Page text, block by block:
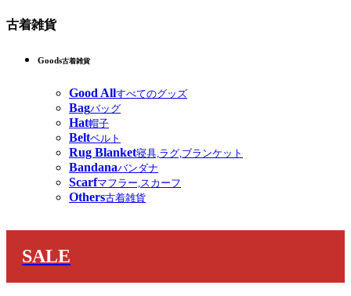
古着雑貨
Goods古着雑貨
Good Allすべてのグッズ
Bagバッグ
Hat帽子
Beltベルト
Rug Blanket寝具,ラグ,ブランケット
Bandanaバンダナ
Scarfマフラー,スカーフ
Others古着雑貨
SALE